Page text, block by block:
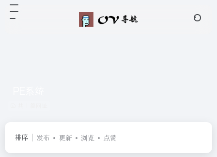
排序 发布 更新 浏览 点赞